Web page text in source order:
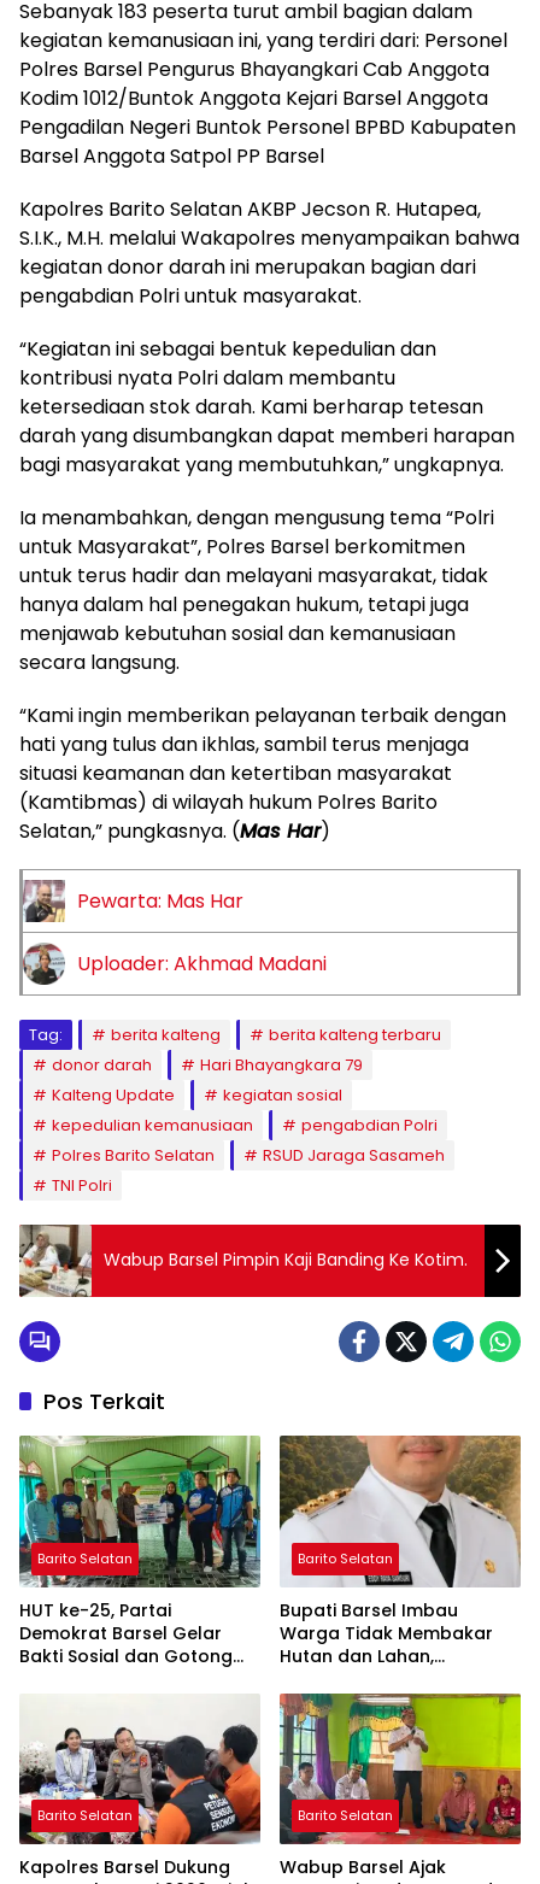
Sebanyak 183 peserta turut ambil bagian dalam
kegiatan kemanusiaan ini, yang terdiri dari: Personel
Polres Barsel Pengurus Bhayangkari Cab Anggota
Kodim 1012/Buntok Anggota Kejari Barsel Anggota
Pengadilan Negeri Buntok Personel BPBD Kabupaten
Barsel Anggota Satpol PP Barsel
Kapolres Barito Selatan AKBP Jecson R. Hutapea,
S.I.K., M.H. melalui Wakapolres menyampaikan bahwa
kegiatan donor darah ini merupakan bagian dari
pengabdian Polri untuk masyarakat.
“Kegiatan ini sebagai bentuk kepedulian dan
kontribusi nyata Polri dalam membantu
ketersediaan stok darah. Kami berharap tetesan
darah yang disumbangkan dapat memberi harapan
bagi masyarakat yang membutuhkan,” ungkapnya.
Ia menambahkan, dengan mengusung tema “Polri
untuk Masyarakat”, Polres Barsel berkomitmen
untuk terus hadir dan melayani masyarakat, tidak
hanya dalam hal penegakan hukum, tetapi juga
menjawab kebutuhan sosial dan kemanusiaan
secara langsung.
“Kami ingin memberikan pelayanan terbaik dengan
hati yang tulus dan ikhlas, sambil terus menjaga
situasi keamanan dan ketertiban masyarakat
(Kamtibmas) di wilayah hukum Polres Barito
Selatan,” pungkasnya. (Mas Har)
Pewarta: Mas Har
Uploader: Akhmad Madani
Tag: berita kalteng
berita kalteng terbaru
donor darah
Hari Bhayangkara 79
Kalteng Update
kegiatan sosial
kepedulian kemanusiaan
pengabdian Polri
Polres Barito Selatan
RSUD Jaraga Sasameh
TNI Polri
Wabup Barsel Pimpin Kaji Banding Ke Kotim.
Pos Terkait
Barito Selatan
HUT ke-25, Partai
Demokrat Barsel Gelar
Bakti Sosial dan Gotong
Ashfiya
Barito Selatan
Bupati Barsel Imbau
Warga Tidak Membakar
Hutan dan Lahan,
Bebas Kabut Asap
Barito Selatan
Kapolres Barsel Dukung
Barito Selatan
Wabup Barsel Ajak